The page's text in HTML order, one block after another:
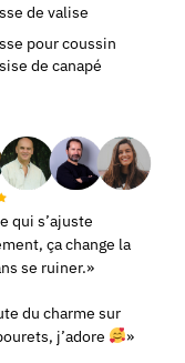
de valise
pour coussin
de canapé
qui s’ajuste
ça change la
se ruiner.»
du charme sur
j’adore
»